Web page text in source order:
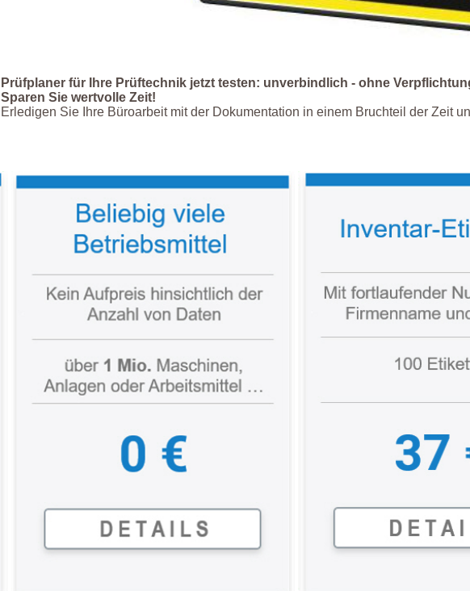
Prüfplaner für Ihre Prüftechnik jetzt testen: unverbindlich - ohne
Sparen Sie wertvolle Zeit!
Erledigen Sie Ihre Büroarbeit mit der Dokumentation in einem Bruchteil der Zeit